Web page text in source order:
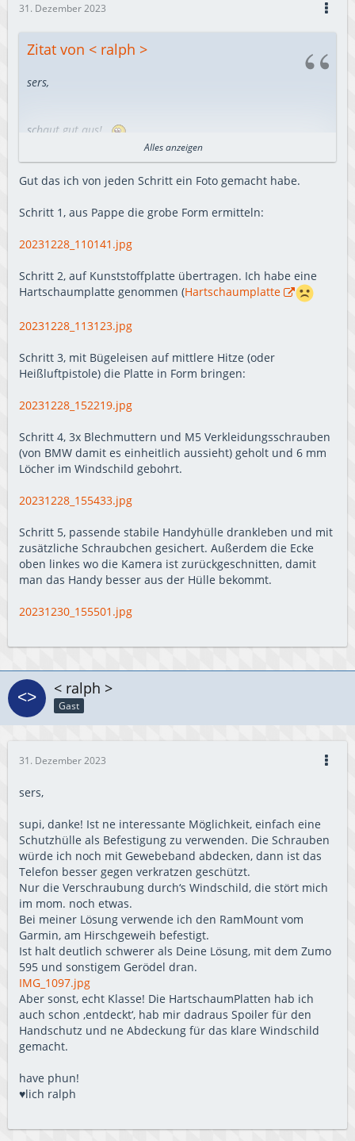
31. Dezember 2023
Zitat von < ralph >
sers,
schaut gut aus!
Gibts da noch mehr Detail- Bilder?
take care, save ride!
ralph
Alles anzeigen
Gut das ich von jeden Schritt ein Foto gemacht habe.
Schritt 1, aus Pappe die grobe Form ermitteln:
20231228_110141.jpg
Schritt 2, auf Kunststoffplatte übertragen. Ich habe eine
Hartschaumplatte genommen (Hartschaumplatte
20231228_113123.jpg
Schritt 3, mit Bügeleisen auf mittlere Hitze (oder
Heißluftpistole) die Platte in Form bringen:
20231228_152219.jpg
Schritt 4, 3x Blechmuttern und M5 Verkleidungsschrauben
(von BMW damit es einheitlich aussieht) geholt und 6 mm
Löcher im Windschild gebohrt.
20231228_155433.jpg
Schritt 5, passende stabile Handyhülle drankleben und mit
zusätzliche Schraubchen gesichert. Außerdem die Ecke
oben linkes wo die Kamera ist zurückgeschnitten, damit
man das Handy besser aus der Hülle bekommt.
20231230_155501.jpg
< ralph >
Gast
31. Dezember 2023
sers,
supi, danke! Ist ne interessante Möglichkeit, einfach eine
Schutzhülle als Befestigung zu verwenden. Die Schrauben
würde ich noch mit Gewebeband abdecken, dann ist das
Telefon besser gegen verkratzen geschützt.
Nur die Verschraubung durch‘s Windschild, die stört mich
im mom. noch etwas.
Bei meiner Lösung verwende ich den RamMount vom
Garmin, am Hirschgeweih befestigt.
Ist halt deutlich schwerer als Deine Lösung, mit dem Zumo
595 und sonstigem Gerödel dran.
IMG_1097.jpg
Aber sonst, echt Klasse! Die HartschaumPlatten hab ich
auch schon ‚entdeckt‘, hab mir dadraus Spoiler für den
Handschutz und ne Abdeckung für das klare Windschild
gemacht.
have phun!
♥️lich ralph